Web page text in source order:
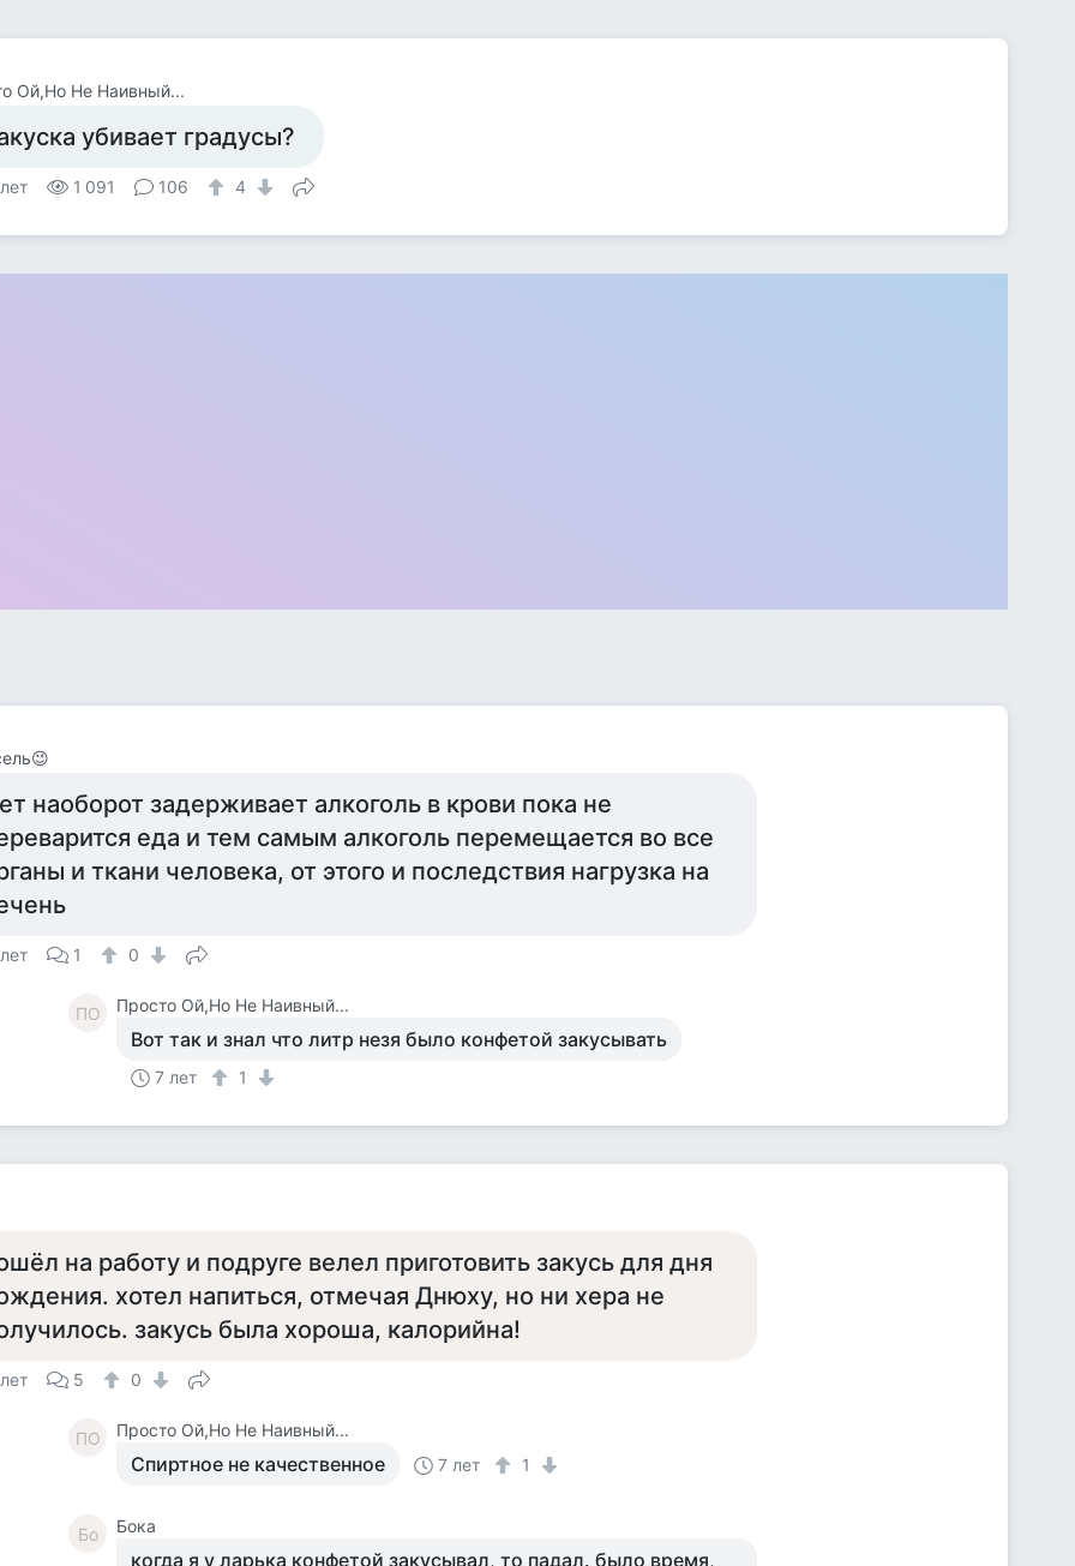
Ой,Но Не Наивный...
убивает градусы?
1 091 106 4
наоборот задерживает алкоголь в крови пока не
еда и тем самым алкоголь перемещается во все
и ткани человека, от этого и последствия нагрузка на
1 0
ПО Просто Ой,Но Не Наивный...
Вот так и знал что литр незя было конфетой закусывать
7 лет 1
на работу и подруге велел приготовить закусь для дня
хотел напиться, отмечая Днюху, но ни хера не
закусь была хороша, калорийна!
5 0
ПО Просто Ой,Но Не Наивный...
Спиртное не качественное 7 лет 1
Бо Бока
когда я у ларька конфетой закусывал, то падал. было время,